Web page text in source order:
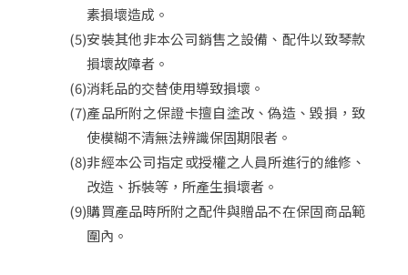
素損壞造成。
(5)安裝其他非本公司銷售之設備、配件以致琴款
損壞故障者。
(6)消耗品的交替使用導致損壞。
(7)產品所附之保證卡擅自塗改、偽造、毀損，致
使模糊不清無法辨識保固期限者。
(8)非經本公司指定或授權之人員所進行的維修、
改造、拆裝等，所產生損壞者。
(9)購買產品時所附之配件與贈品不在保固商品範
圍內。